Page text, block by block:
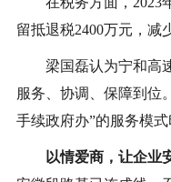
留抵退税2400万元，减
梁国磊认为宁和高速
服务、协调、保障到位
手续政府办”的服务模式
以情爱商，让企业